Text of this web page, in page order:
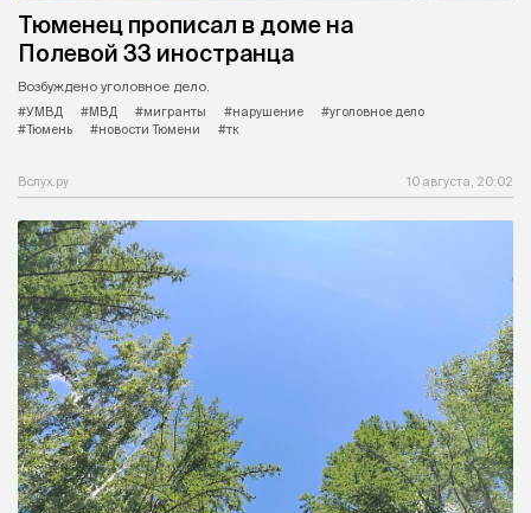
Тюменец прописал в доме на
Полевой 33 иностранца
Возбуждено уголовное дело.
#УМВД
#МВД #мигранты #нарушение
#уголовное дело
#Тюмень
#новости Тюмени #тк
Вслух.ру 10 августа, 20:02